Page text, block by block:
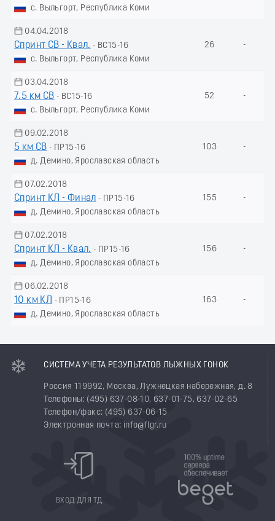
с. Выльгорт, Республика Коми
04.04.2018
Спринт СВ - Квал. - ВС15-16
с. Выльгорт, Республика Коми
26 -
03.04.2018
7.5 км СВ - ВС15-16
с. Выльгорт, Республика Коми
52 -
09.02.2018
5 км СВ - ПР15-16
д. Демино, Ярославская область
103 -
07.02.2018
Спринт КЛ - Финал - ПР15-16
д. Демино, Ярославская область
155 -
07.02.2018
Спринт КЛ - Квал. - ПР15-16
д. Демино, Ярославская область
156 -
06.02.2018
10 км КЛ
- ПР15-16
д. Демино, Ярославская область
163 -
СИСТЕМА УЧЕТА РЕЗУЛЬТАТОВ ЛЫЖНЫХ ГОНОК
Россия 119992, Москва, Лужнецкая набережная, д. 8
Телефоны: (495) 637-08-10, 637-01-75, 637-02-65
Телефон/факс: (495) 637-06-15
Электронная почта: info@flgr.ru
ВХОД ДЛЯ ТД